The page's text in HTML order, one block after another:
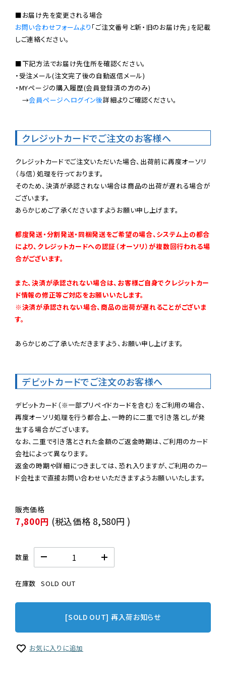
お問い合わせフォームより 「ご注文番号と新・旧のお届け先」を記載
しご連絡ください。
■下記方法でお届け先住所を確認ください。
・受注メール(注文完了後の自動返信メール)
・MYページの購入履歴(会員登録済の方のみ)
→会員ページへログイン後詳細よりご確認ください。
クレジットカードでご注文のお客様へ
クレジットカードでご注文いただいた場合、出荷前に再度オーソリ
（与信）処理を行っております。
そのため、決済が承認されない場合は商品の出荷が遅れる場合が
ございます。
あらかじめご了承くださいますようお願い申し上げます。
都度発送・分割発送・同梱発送をご希望の場合、システム上の都合
により、クレジットカードへの認証（オーソリ）が複数回行われる場
合がございます。
また、決済が承認されない場合は、お客様ご自身でクレジットカー
ド情報の修正等ご対応をお願いいたします。
※決済が承認されない場合、商品の出荷が遅れることがございま
す。
あらかじめご了承いただきますよう、お願い申し上げます。
デビットカードでご注文のお客様へ
デビットカード（※一部プリペイドカードを含む）をご利用の場合、
再度オーソリ処理を行う都合上、一時的に二重で引き落としが発
生する場合がございます。
なお、二重で引き落とされた金額のご返金時期は、ご利用のカード
会社によって異なります。
返金の時期や詳細につきましては、恐れ入りますが、ご利用のカー
ド会社まで直接お問い合わせいただきますようお願いいたします。
7,800円 (税込価格 8,580円 )
数量
在庫数 SOLD OUT
[SOLD OUT] 再入荷お知らせ
お気に入りに追加